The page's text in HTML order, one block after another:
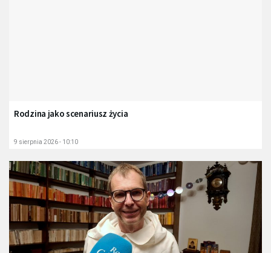
Rodzina jako scenariusz życia
9 sierpnia 2026 - 10:10